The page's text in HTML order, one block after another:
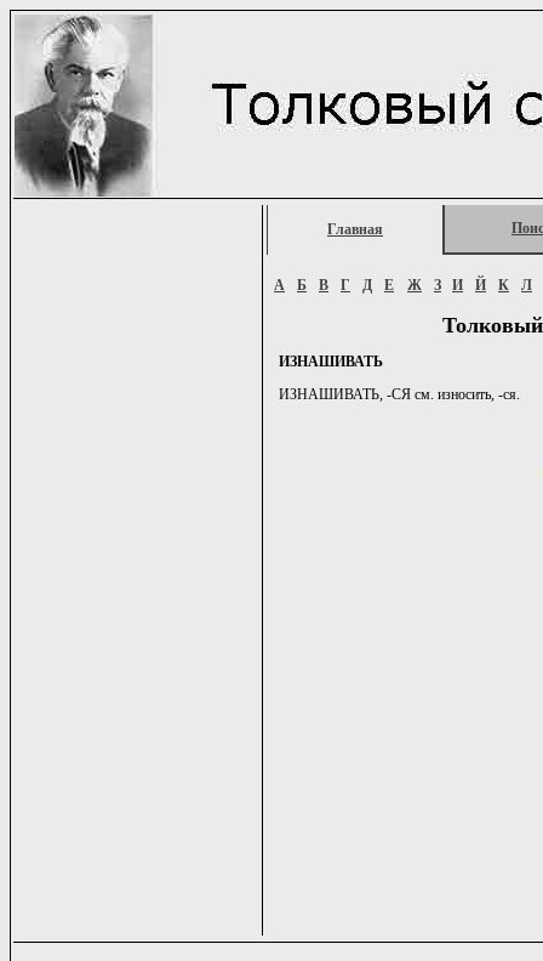
Главная
А Б В Г Д Е Ж З И Й К Л
ИЗНАШИВАТЬ
ИЗНАШИВАТЬ, -СЯ см. износить, -ся.